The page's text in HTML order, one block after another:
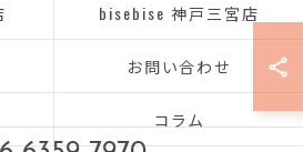
bisebise 神戸三宮店
お問い合わせ
コラム